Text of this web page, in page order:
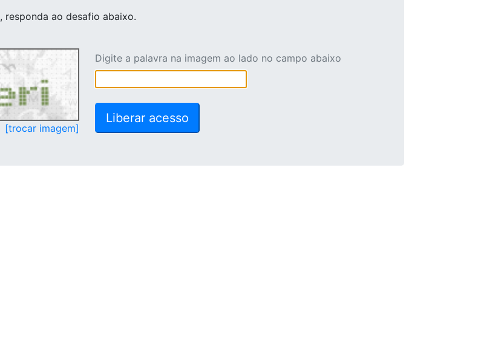
, responda ao desafio abaixo.
[trocar imagem]
Digite a palavra na imagem ao lado no campo abaixo